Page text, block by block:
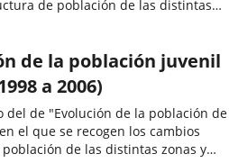
de población de las distintas
de la población juvenil
a 2006)
del de "Evolución de la población de
el que se recogen los cambios
de las distintas zonas y